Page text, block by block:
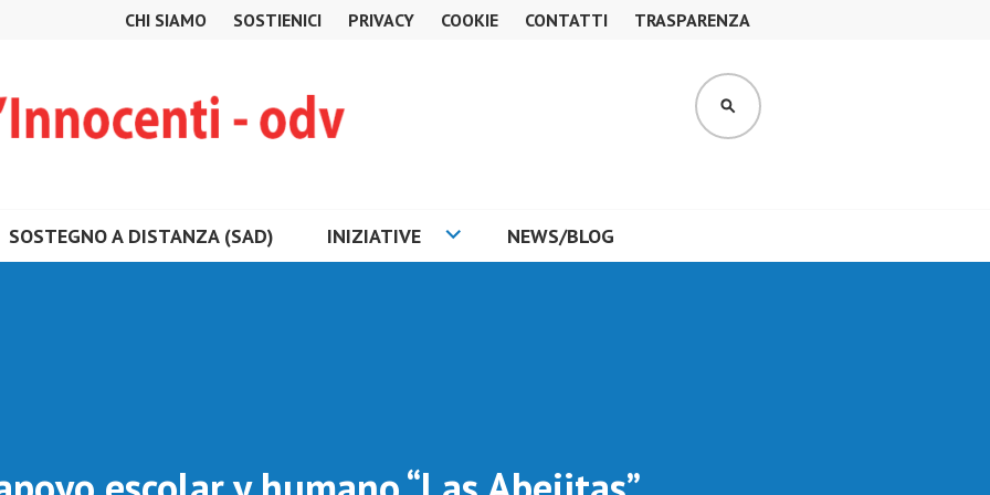
CHI SIAMO SOSTIENICI PRIVACY COOKIE CONTATTI TRASPARENZA
CERCA
SOSTEGNO A DISTANZA (SAD) INIZIATIVE NEWS/BLOG